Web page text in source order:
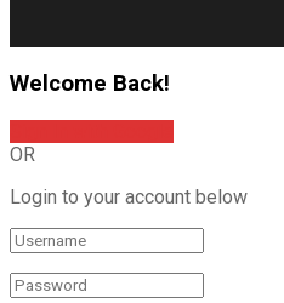
Welcome Back!
OR
Login to your account below